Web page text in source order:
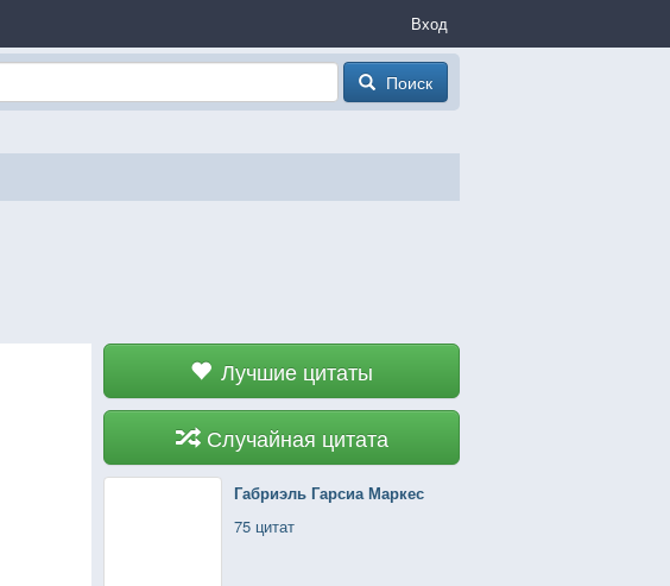
Вход
Поиск
Лучшие цитаты
Случайная цитата
Габриэль Гарсиа Маркес
75 цитат